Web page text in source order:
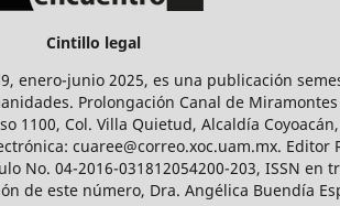
Cintillo legal
enero-junio 2025, es una publicación
Prolongación Canal de Miramontes
1100, Col. Villa Quietud, Alcaldía
cuaree@correo.xoc.uam.mx. Editor
No. 04-2016-031812054200-203, ISSN
de este número, Dra. Angélica Buendía